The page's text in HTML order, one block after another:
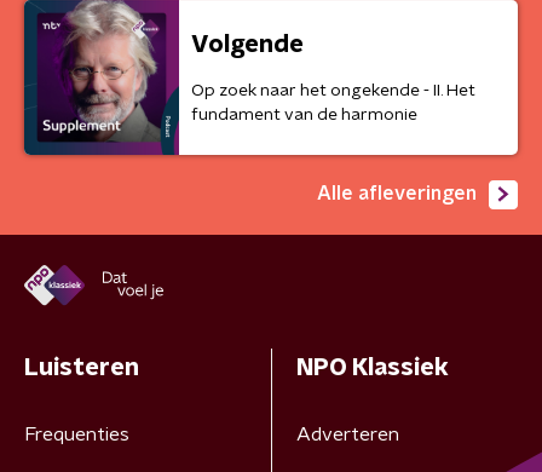
Volgende
Op zoek naar het ongekende - II. Het
fundament van de harmonie
Alle afleveringen
Luisteren
Frequenties
NPO Klassiek
Adverteren